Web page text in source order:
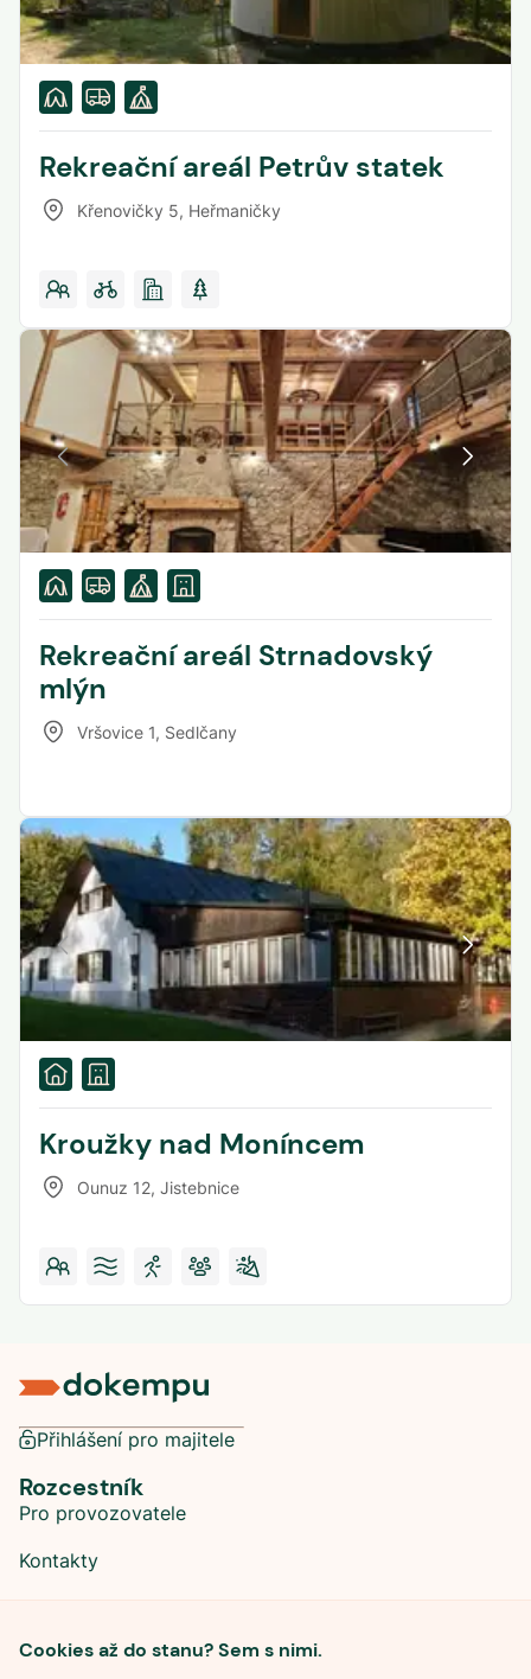
Rekreační areál Petrův statek
Křenovičky 5, Heřmaničky
Rekreační areál Strnadovský
mlýn
Vršovice 1, Sedlčany
Kroužky nad Moníncem
Ounuz 12, Jistebnice
Cookies až do stanu? Sem s nimi.
Přihlášení pro majitele
Rozcestník
Pro provozovatele
Kontakty